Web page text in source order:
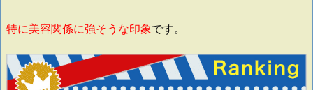
特に美容関係に強そうな印象です。